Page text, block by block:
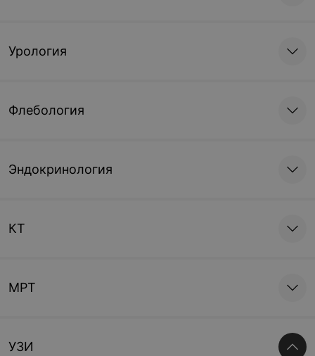
Урология
Флебология
Эндокринология
КТ
МРТ
УЗИ